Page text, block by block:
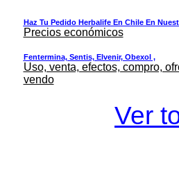
Haz Tu Pedido Herbalife En Chile En
Precios económicos
Fentermina, Sentis, Elvenir, Obexol ,
Uso, venta, efectos, compro,
vendo
Ver